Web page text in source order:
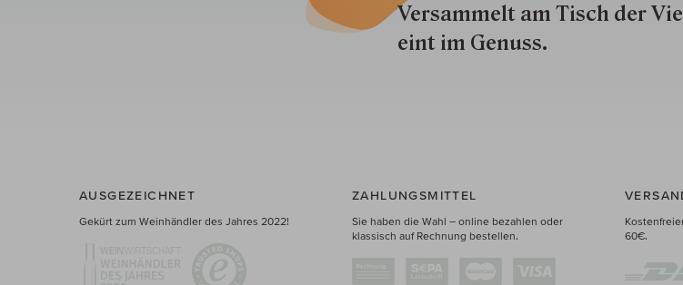
Versammelt am Tisch der
eint im Genuss.
AUSGEZEICHNET
Gekürt zum Weinhändler des Jahres 2022!
ZAHLUNGSMITTEL
Sie haben die Wahl – online bezahlen oder
klassisch auf Rechnung bestellen.
60€.